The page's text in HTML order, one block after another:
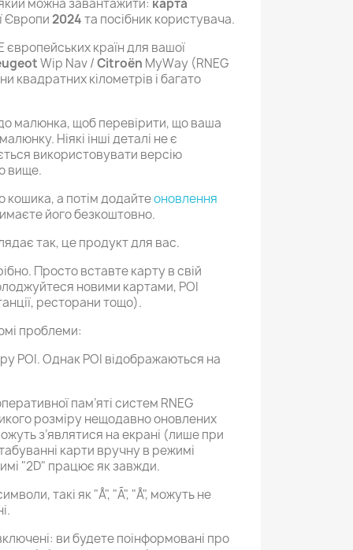
можна завантажити: карта
Європи 2024та посібник користувача.
європейських країн для вашої
Wip Nav /Citroën MyWay (RNEG
квадратних кілометрів і багато
малюнка, щоб перевірити, що ваша
Ніякі інші деталі не є
використовувати версію
вище.
а потім додайтеоновлення
його безкоштовно.
так, це продукт для вас.
Просто вставте карту в свій
новими картами, POI
ресторани тощо).
проблеми:
POI. Однак POI відображаються на
пам’яті систем RNEG
розміру нещодавно оновлених
з’являтися на екрані (лише при
карти вручну в режимі
"2D" працює як завжди.
такі як "Å", "Ã", "Å", можуть не
ви будете поінформовані про